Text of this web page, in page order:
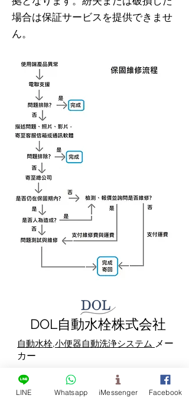
場合は保証サービスを提供できませ
ん。
DOL自動水栓株式会社
自動水栓,小便器自動洗浄システム メー
カー
TEL:
+886-4 2339 9515
FAX:
+886-4 2330 9599
E-mail:
info@dol.com.tw
LINE Whatsapp iMessenger Facebook